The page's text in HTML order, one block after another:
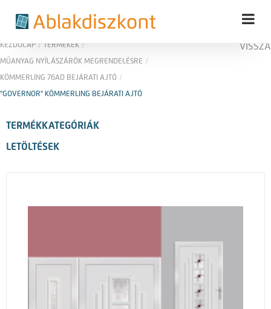
KEZDŐLAP / TERMÉKEK /
MŰANYAG NYÍLÁSZÁRÓK MEGRENDELÉSRE /
KÖMMERLING 76AD BEJÁRATI AJTÓ /
"GOVERNOR" KÖMMERLING BEJÁRATI AJTÓ
VISSZA
TERMÉKKATEGÓRIÁK
LETÖLTÉSEK